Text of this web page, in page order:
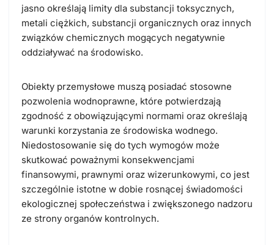
jasno określają limity dla substancji toksycznych,
metali ciężkich, substancji organicznych oraz innych
związków chemicznych mogących negatywnie
oddziaływać na środowisko.
Obiekty przemysłowe muszą posiadać stosowne
pozwolenia wodnoprawne, które potwierdzają
zgodność z obowiązującymi normami oraz określają
warunki korzystania ze środowiska wodnego.
Niedostosowanie się do tych wymogów może
skutkować poważnymi konsekwencjami
finansowymi, prawnymi oraz wizerunkowymi, co jest
szczególnie istotne w dobie rosnącej świadomości
ekologicznej społeczeństwa i zwiększonego nadzoru
ze strony organów kontrolnych.